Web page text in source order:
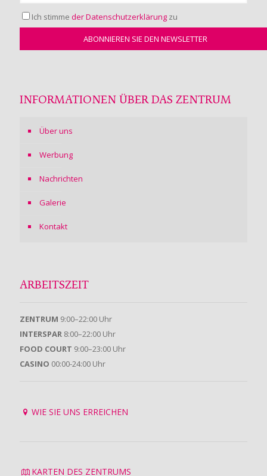
Ich stimme der Datenschutzerklärung zu
INFORMATIONEN ÜBER DAS ZENTRUM
Über uns
Werbung
Nachrichten
Galerie
Kontakt
ARBEITSZEIT
ZENTRUM 9:00–22:00 Uhr
INTERSPAR 8:00–22:00 Uhr
FOOD COURT 9:00–23:00 Uhr
CASINO 00:00-24:00 Uhr
WIE SIE UNS ERREICHEN
KARTEN DES ZENTRUMS